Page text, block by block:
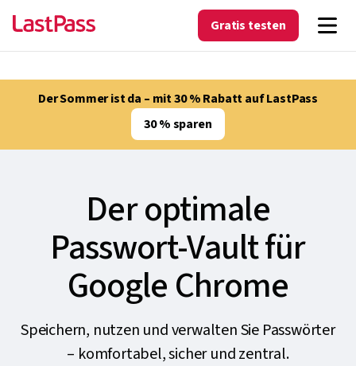
Gratis testen
Der Sommer ist da – mit 30 % Rabatt auf LastPass
30 % sparen
Der optimale
Passwort-Vault für
Google Chrome
Speichern, nutzen und verwalten Sie Passwörter
– komfortabel, sicher und zentral.